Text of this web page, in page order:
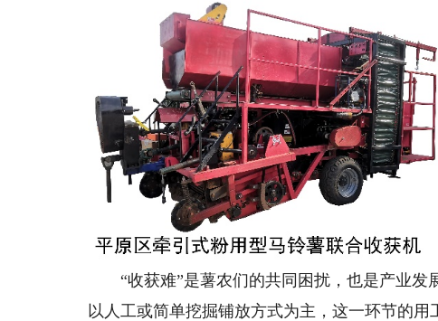
“收获难”是薯农们的共同困扰，也是产业发
以人工或简单挖掘铺放方式为主，这一环节的